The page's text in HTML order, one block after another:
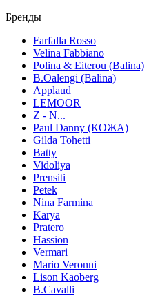
Бренды
Farfalla Rosso
Velina Fabbiano
Polina & Eiterou (Balina)
B.Oalengi (Balina)
Applaud
LEMOOR
Z - N...
Paul Danny (КОЖА)
Gilda Tohetti
Batty
Vidoliya
Prensiti
Petek
Nina Farmina
Karya
Pratero
Hassion
Vermari
Mario Veronni
Lison Kaoberg
B.Cavalli